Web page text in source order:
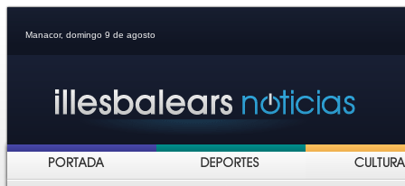
Manacor, domingo 9 de agosto